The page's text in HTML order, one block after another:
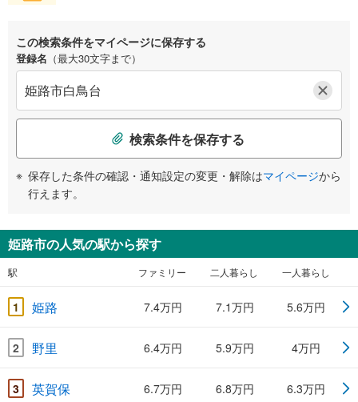
この検索条件をマイページに保存する
登録名 （最大30文字まで）
検索条件を保存する
保存した条件の確認・通知設定の変更・解除はマイページから
行えます。
姫路市の人気の駅から探す
駅 ファミリー 二人暮らし 一人暮らし
1 姫路 7.4万円 7.1万円 5.6万円
2 野里 6.4万円 5.9万円 4万円
3 英賀保 6.7万円 6.8万円 6.3万円